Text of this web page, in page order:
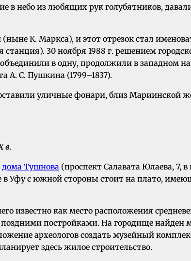
в небо из любящих рук голубятников,
К. Маркса), и этот отрезок стал
станция). 30 ноября 1988 г. решением
в одну, продолжили в западном
А. С. Пушкина (1799–1837).
уличные фонари, близ Мариинской
в.
дома Тушнова (проспект Салавата Юлаева, 7,
Уфу с южной стороны стоит на плато,
известно как место расположения
постройками. На городище найден
археологов создать музейный
здесь жилое строительство.